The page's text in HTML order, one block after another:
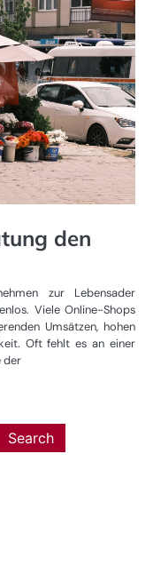
den
zur Lebensader
Viele Online-Shops
Umsätzen, hohen
Oft fehlt es an einer
der